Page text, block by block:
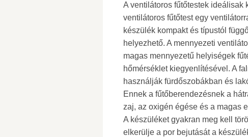
A ventilátoros fűtőtestek ideálisak
ventilátoros fűtőtest egy
készülék kompakt és típustól
helyezhető. A mennyezeti
magas mennyezetű helyiségek
hőmérséklet kiegyenlítésével. A
használják fürdőszobákban és
Ennek a fűtőberendezésnek a
zaj, az oxigén égése és a magas
A készüléket gyakran meg kell
elkerülje a por bejutását a